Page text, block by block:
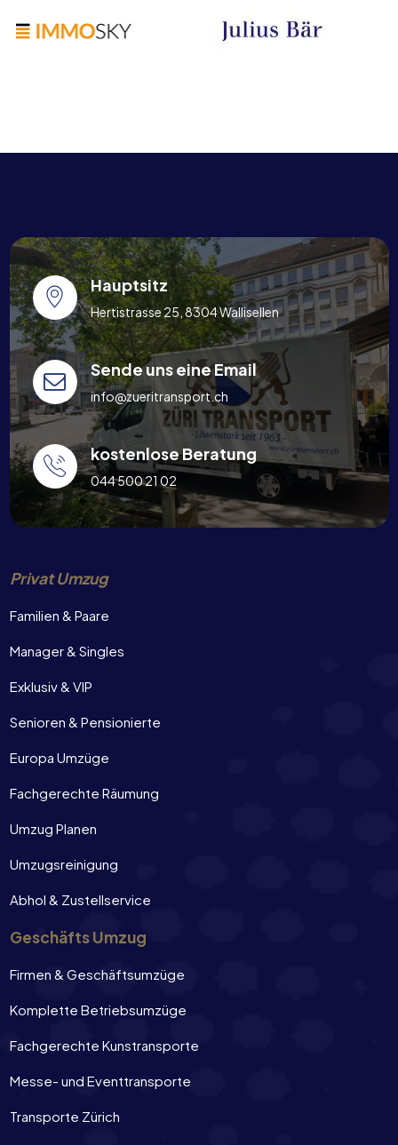
Hauptsitz
Hertistrasse 25, 8304 Wallisellen
Sende uns eine Email
info@zueritransport.ch
kostenlose Beratung
044 500 21 02
Privat Umzug
Familien & Paare
Manager & Singles
Exklusiv & VIP
Senioren & Pensionierte
Europa Umzüge
Fachgerechte Räumung
Umzug Planen
Umzugsreinigung
Abhol & Zustellservice
Geschäfts Umzug
Firmen & Geschäftsumzüge
Komplette Betriebsumzüge
Fachgerechte Kunstransporte
Messe- und Eventtransporte
Transporte Zürich